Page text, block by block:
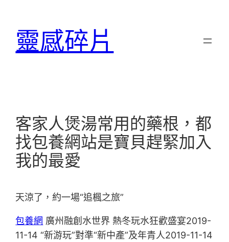
靈感碎片
客家人煲湯常用的藥根，都
找包養網站是寶貝趕緊加入
我的最愛
天涼了，約一場“追楓之旅”
包養網 廣州融創水世界 熱冬玩水狂歡盛宴2019-
11-14 “新游玩”對準“新中產”及年青人2019-11-14